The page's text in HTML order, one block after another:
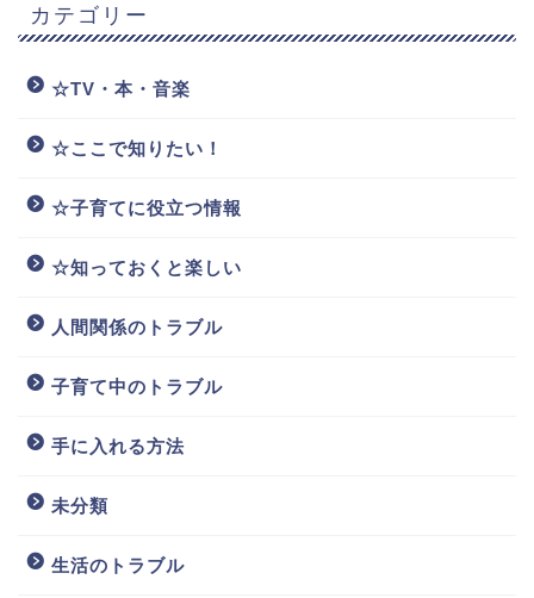
カテゴリー
☆TV・本・音楽
☆ここで知りたい！
☆子育てに役立つ情報
☆知っておくと楽しい
人間関係のトラブル
子育て中のトラブル
手に入れる方法
未分類
生活のトラブル